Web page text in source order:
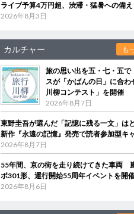
ライブ予算4万円超、渋滞・猛暑への備
2026年8月3日
カルチャー も
旅の思い出を五・七・五
スが「かばんの日」に合わ
川柳コンテスト」を開催
2026年8月7日
東野圭吾が選んだ「記憶に残る一文」
新作『永遠の記憶』発売で読者参加型キ
2026年8月7日
55年間、京の街を走り続けてきた車両
ボ301形、運行開始55周年イベントを開
2026年8月6日